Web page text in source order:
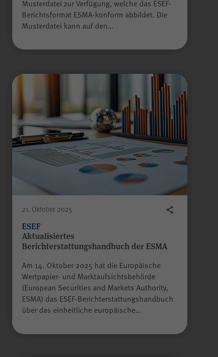
Musterdatei zur Verfügung, welche das ESEF-
Berichtsformat ESMA-konform abbildet. Die
Musterdatei kann auf den…
21. Oktober 2025
ESEF
Aktualisiertes
Berichterstattungshandbuch der ESMA
Am 14. Oktober 2025 hat die Europäische
Wertpapier- und Marktaufsichtsbehörde
(European Securities and Markets Authority,
ESMA) das ESEF-Berichterstattungshandbuch
über das einheitliche europäische…
Anbieter WPK
Zweck
passwortgeschützten
Mitgliederbereich „Meine
Temporäres Speichern von
Informationen eines Besuchers
durchJSP(JavaServer Pages)
zur Gewährleistung der
einwandfreien Funktionsweise
des Mitgliederbereichs.
Anbieter WPK
Laufzeit 60 Sekunden
Gilt nur für den
Mitgliederbereich „Meine